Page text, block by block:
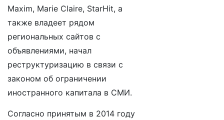
Maxim, Marie Claire, StarHit, а
также владеет рядом
региональных сайтов с
объявлениями, начал
реструктуризацию в связи с
законом об ограничении
иностранного капитала в СМИ.
Согласно принятым в 2014 году